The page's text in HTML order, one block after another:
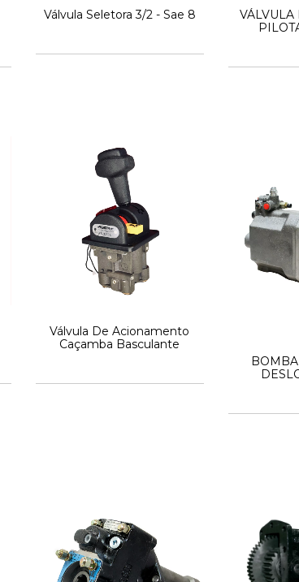
Válvula Seletora 3/2 - Sae 8
VÁLVULA
Válvula De Acionamento
Caçamba Basculante